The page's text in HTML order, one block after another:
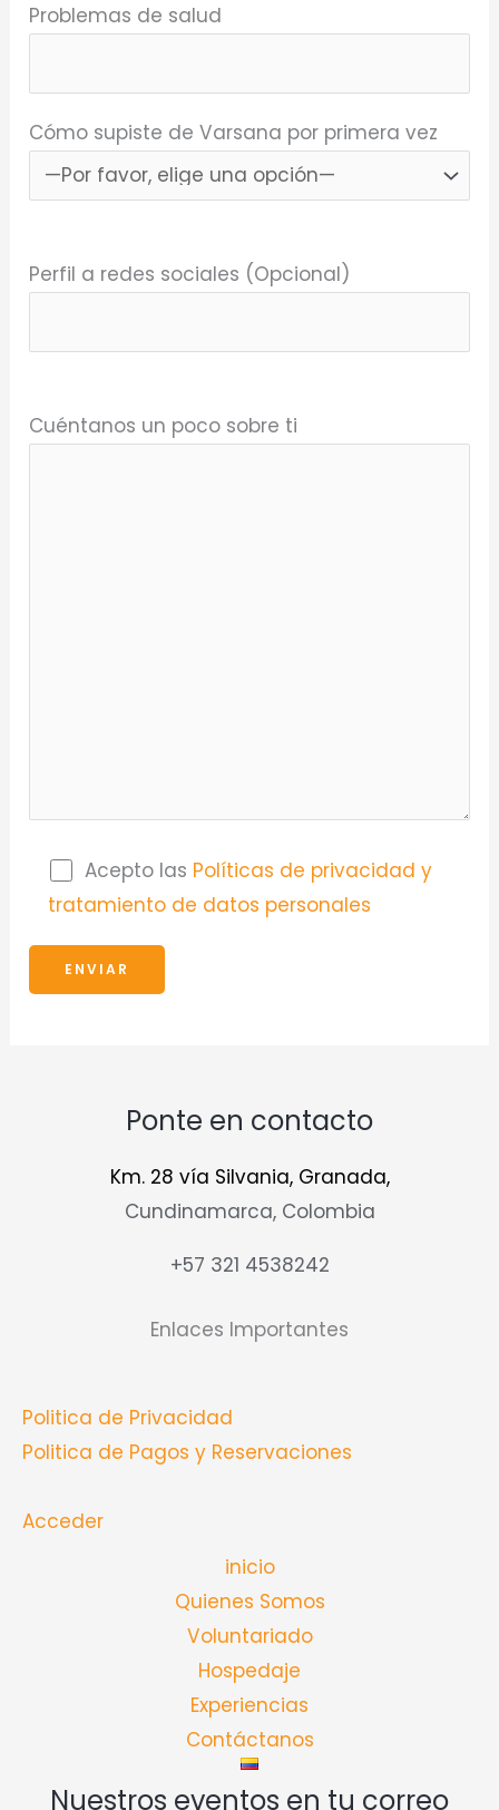
Problemas de salud
Cómo supiste de Varsana por primera vez
Perfil a redes sociales (Opcional)
Cuéntanos un poco sobre ti
Acepto las Políticas de privacidad y
tratamiento de datos personales
Ponte en contacto
Km. 28 vía Silvania, Granada,
Cundinamarca, Colombia
+57 321 4538242
Enlaces Importantes
Politica de Privacidad
Politica de Pagos y Reservaciones
Acceder
inicio
Quienes Somos
Voluntariado
Hospedaje
Experiencias
Contáctanos
Nuestros eventos en tu correo